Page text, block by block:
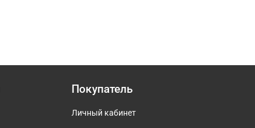
Покупатель
Личный кабинет